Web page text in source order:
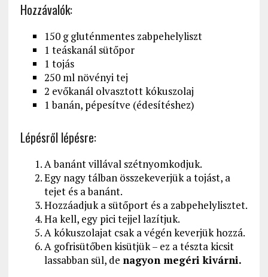
Hozzávalók:
150 g gluténmentes zabpehelyliszt
1 teáskanál sütőpor
1 tojás
250 ml növényi tej
2 evőkanál olvasztott kókuszolaj
1 banán, pépesítve (édesítéshez)
Lépésről lépésre:
A banánt villával szétnyomkodjuk.
Egy nagy tálban összekeverjük a tojást, a
tejet és a banánt.
Hozzáadjuk a sütőport és a zabpehelylisztet.
Ha kell, egy pici tejjel lazítjuk.
A kókuszolajat csak a végén keverjük hozzá.
A gofrisütőben kisütjük – ez a tészta kicsit
lassabban sül, de nagyon megéri kivárni.